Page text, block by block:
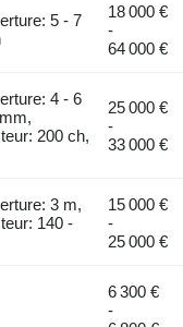
5 - 7
18 000 €
-
64 000 €
4 - 6
200 ch,
25 000 €
-
33 000 €
3 m,
140 -
15 000 €
-
25 000 €
6 300 €
-